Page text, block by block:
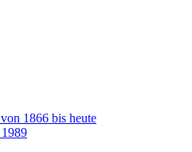
1866 bis heute